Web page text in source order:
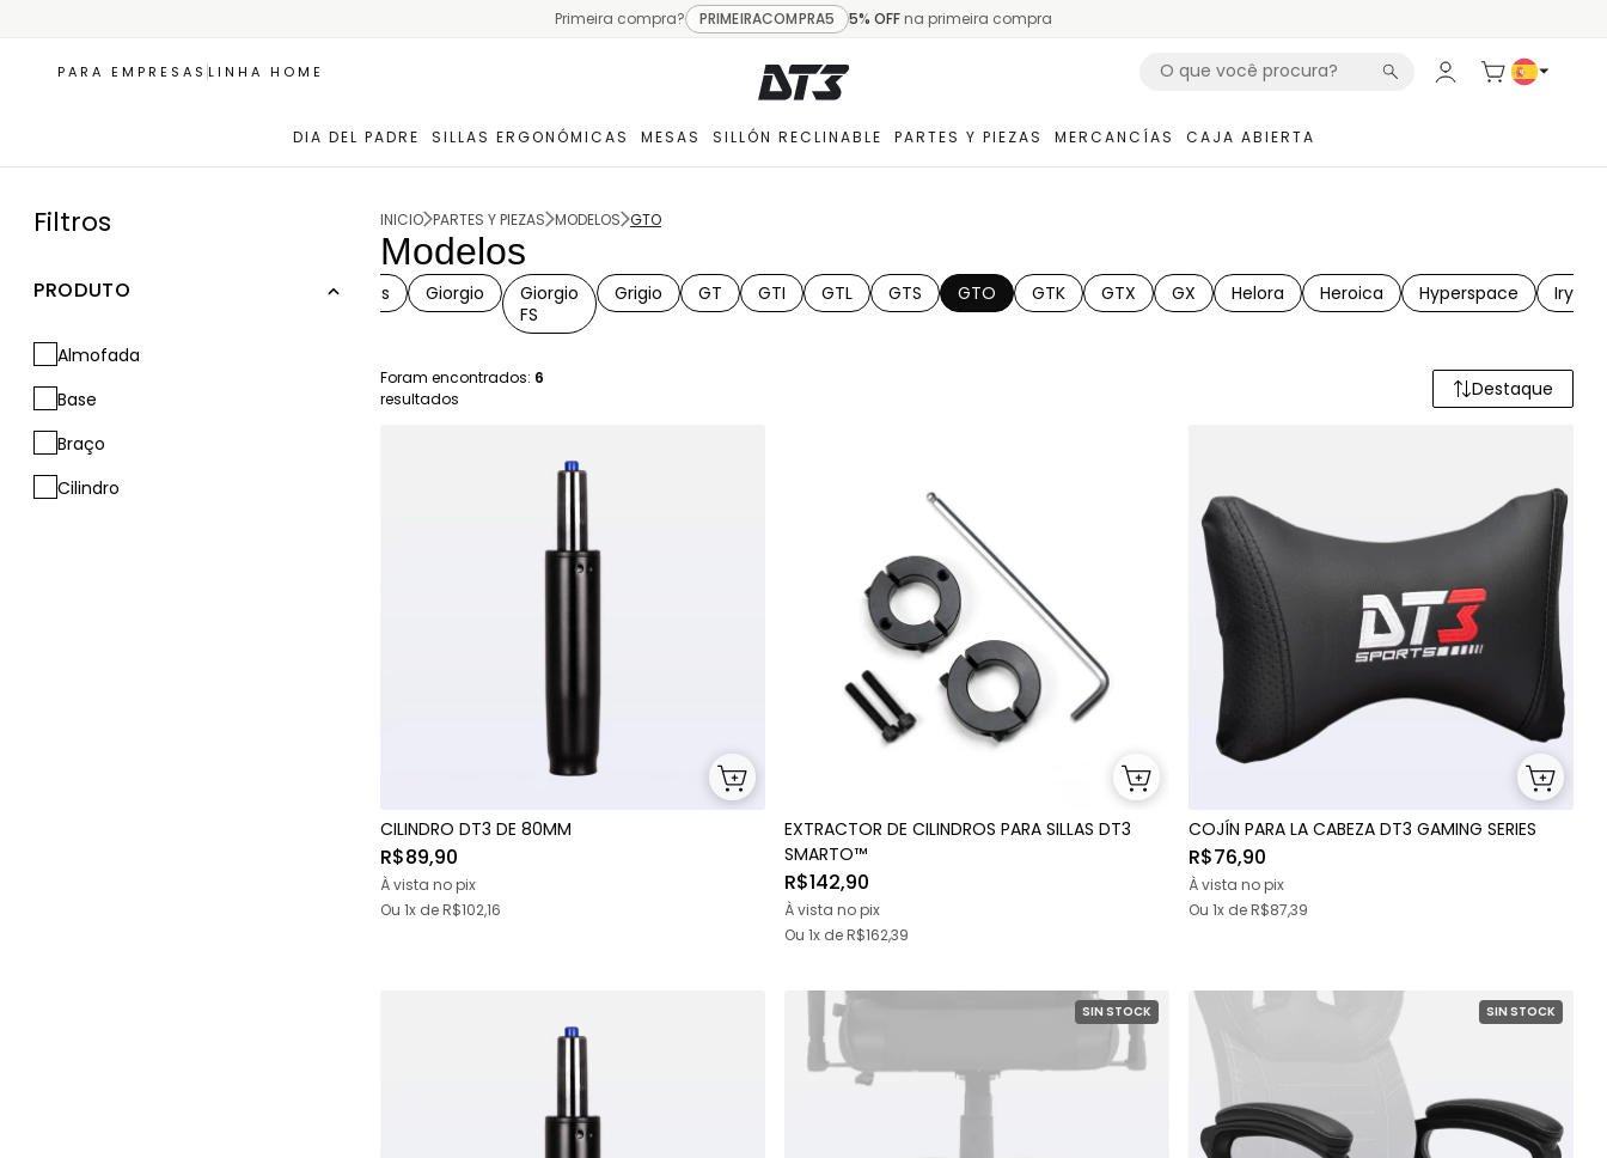
Primeira compra? PRIMEIRACOMPRA5 5% OFF na primeira compra
PARA EMPRESAS LINHA HOME
DIA DEL PADRE SILLAS ERGONÓMICAS MESAS SILLÓN RECLINABLE PARTES Y PIEZAS MERCANCÍAS CAJA ABIERTA
Filtros
PRODUTO
Almofada
Base
Braço
Cilindro
INICIO PARTES Y PIEZAS MODELOS GTO
Modelos
ErgoOne
Estelar Glacius Giorgio
Giorgio
FS
Grigio GT GTI GTL GTS GTO GTK GTX GX Helora Heroica Hyperspace Iryna
Foram encontrados: 6
resultados
Ordenar
Destaque
CILINDRO DT3 DE 80MM
R$89,90
À vista no pix
Ou 1x deR$102,16
EXTRACTOR DE CILINDROS PARA SILLAS DT3
SMARTO™
R$142,90
À vista no pix
Ou 1x deR$162,39
COJÍN PARA LA CABEZA DT3 GAMING SERIES
R$76,90
À vista no pix
Ou 1x deR$87,39
SIN STOCK SIN STOCK